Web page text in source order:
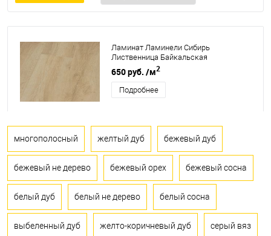
Ламинат Ламинели Сибирь
Лиственница Байкальская
650 руб. /м2
Подробнее
многополосный желтый дуб бежевый дуб
бежевый не дерево бежевый орех бежевый сосна
белый дуб белый не дерево белый сосна
выбеленный дуб желто-коричневый дуб серый вяз